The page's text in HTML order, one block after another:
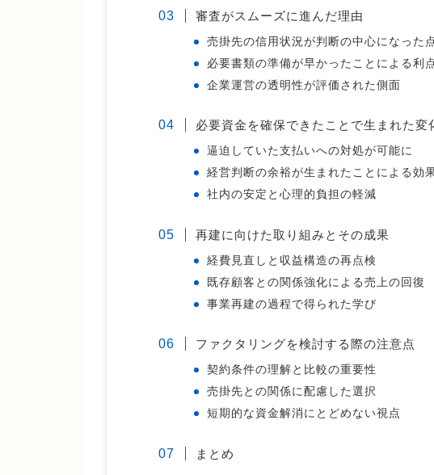
審査がスムーズに進んだ理由
売掛先の信用状況が判断の中心になった
必要書類の準備が早かったことによる利
企業運営の透明性が評価された側面
必要資金を確保できたことで生まれた変
逼迫していた支払いへの対処が可能に
経営判断の余裕が生まれたことによる効
社内の安定と心理的負担の軽減
再建に向けた取り組みとその成果
経費見直しと収益構造の再点検
既存顧客との関係強化による売上の回復
事業再建の過程で得られた学び
ファクタリングを検討する際の注意点
契約条件の理解と比較の重要性
売掛先との関係に配慮した選択
短期的な資金解消にとどめない視点
まとめ